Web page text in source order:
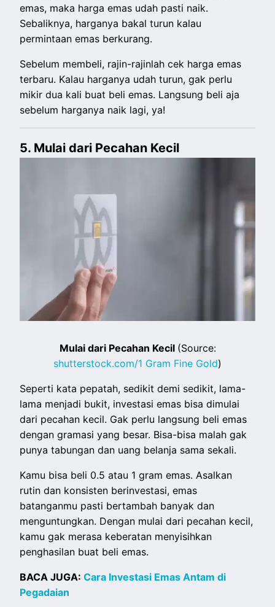
emas, maka harga emas udah pasti naik.
Sebaliknya, harganya bakal turun kalau
permintaan emas berkurang.
Sebelum membeli, rajin-rajinlah cek harga emas
terbaru. Kalau harganya udah turun, gak perlu
mikir dua kali buat beli emas. Langsung beli aja
sebelum harganya naik lagi, ya!
5. Mulai dari Pecahan Kecil
Mulai dari Pecahan Kecil (Source:
shutterstock.com/1 Gram Fine Gold)
Seperti kata pepatah, sedikit demi sedikit, lama-
lama menjadi bukit, investasi emas bisa dimulai
dari pecahan kecil. Gak perlu langsung beli emas
dengan gramasi yang besar. Bisa-bisa malah gak
punya tabungan dan uang belanja sama sekali.
Kamu bisa beli 0.5 atau 1 gram emas. Asalkan
rutin dan konsisten berinvestasi, emas
batanganmu pasti bertambah banyak dan
menguntungkan. Dengan mulai dari pecahan kecil,
kamu gak merasa keberatan menyisihkan
penghasilan buat beli emas.
BACA JUGA:Cara Investasi Emas Antam di
Pegadaian